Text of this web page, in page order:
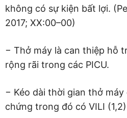
không có sự kiện bất lợi.
2017; XX:00–00)
− Thở máy là can thiệp hỗ
rộng rãi trong các PICU.
− Kéo dài thời gian thở
chứng trong đó có VILI